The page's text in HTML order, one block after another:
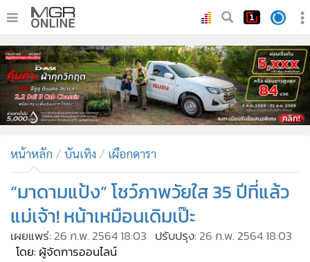
• หน้าหลัก
• ทันเหตุการณ์
• ภาคใต้
• ภูมิภาค
• บันเทิง
ผู้จัดการรายวัน
คอลัมนิสต์
• ละคร
CbizReview
หน้าหลัก บันเทิง เผือกดารา
“มาดามแป้ง” โชว์ภาพวัยใส 35 ปีที่แล้ว
แม่เจ้า! หน้าเหมือนเดิมเป๊ะ
เผยแพร่: 26 ก.พ. 2564 18:03 ปรับปรุง: 26 ก.พ. 2564 18:03
โดย: ผู้จัดการออนไลน์